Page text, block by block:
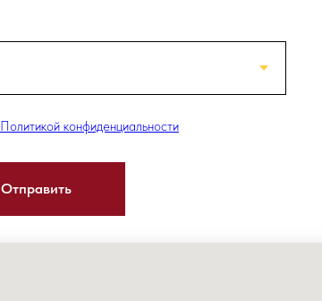
Политикой конфиденциальности
Отправить